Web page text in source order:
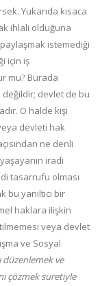
Yukarıda kısaca
ihlali olduğuna
istemediği
için iş
mu? Burada
değildir; devlet de bu
O halde kişi
devleti hak
ne denli
iradi
tasarrufu olması
yanıltıcı bir
haklara ilişkin
veya devlet
ve Sosyal
düzenlemek ve
çözmek suretiyle